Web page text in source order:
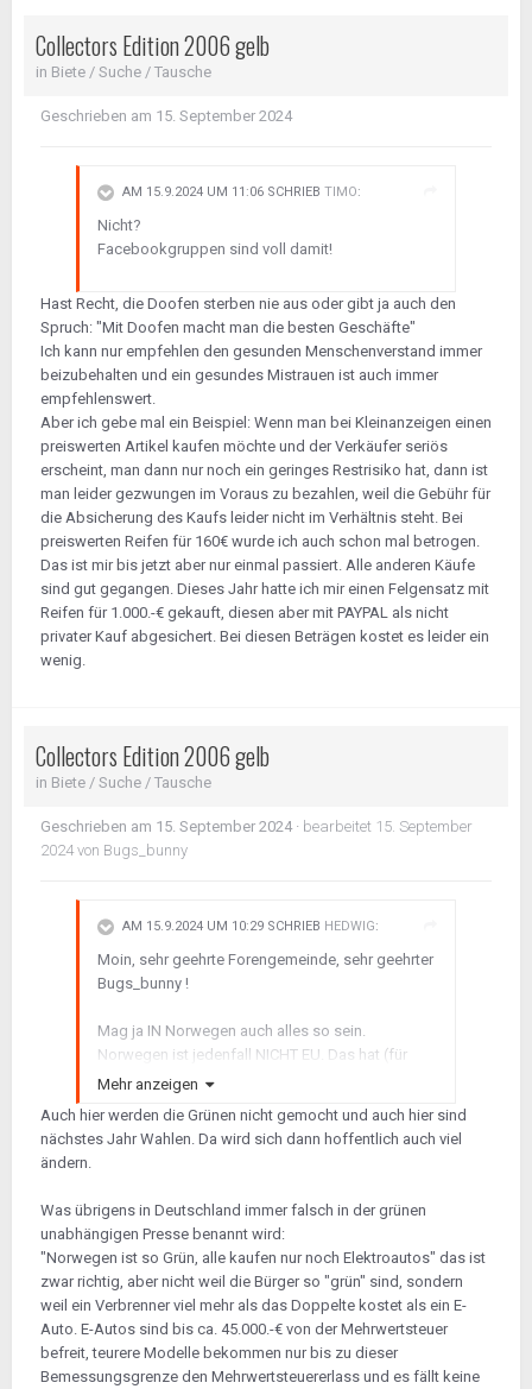
Dann wurden irgendwann ~7K genannt, zuletzt
11K . Keiner blickt mehr durch. Facebook
Morgen 18K ? Übermorgen alles gelöscht ?
Collectors Edition 2006 gelb
in Biete / Suche / Tausche
Geschrieben am 15. September 2024
AM 15.9.2024 UM 11:06 SCHRIEB TIMO:
Nicht?
Facebookgruppen sind voll damit!
Hast Recht, die Doofen sterben nie aus oder gibt ja auch den
Spruch: "Mit Doofen macht man die besten Geschäfte"
Ich kann nur empfehlen den gesunden Menschenverstand immer
beizubehalten und ein gesundes Mistrauen ist auch immer
empfehlenswert.
Aber ich gebe mal ein Beispiel: Wenn man bei Kleinanzeigen einen
preiswerten Artikel kaufen möchte und der Verkäufer seriös
erscheint, man dann nur noch ein geringes Restrisiko hat, dann ist
man leider gezwungen im Voraus zu bezahlen, weil die Gebühr für
die Absicherung des Kaufs leider nicht im Verhältnis steht. Bei
preiswerten Reifen für 160€ wurde ich auch schon mal betrogen.
Das ist mir bis jetzt aber nur einmal passiert. Alle anderen Käufe
sind gut gegangen. Dieses Jahr hatte ich mir einen Felgensatz mit
Reifen für 1.000.-€ gekauft, diesen aber mit PAYPAL als nicht
privater Kauf abgesichert. Bei diesen Beträgen kostet es leider ein
wenig.
Collectors Edition 2006 gelb
in Biete / Suche / Tausche
Geschrieben am 15. September 2024· bearbeitet 15. September
2024 von Bugs_bunny
AM 15.9.2024 UM 10:29 SCHRIEB HEDWIG:
Moin, sehr geehrte Forengemeinde, sehr geehrter
Bugs_bunny !
Mag ja IN Norwegen auch alles so sein.
Norwegen ist jedenfall NICHT EU. Das hat (für
mich) sehr gute nachvollziehbare Gründe (und ist
Betrugshandlungen werden auch in -N- nicht
unmöglich sein....
Zulassungsrechts kenne ich auch nicht.... Ich
kann mir allerdings vorstellen, daß vor dem
Hintergrund der bekannten hiesigen Restriktionen
"gegen Verbrennertechnik" und des mutmaßlich
in mittlerer Zukunft anstehenden hiesigen
Verbrennerverbotes (in Privathand) das ganze
sehr schwierig bis unmöglich gemacht ist/wird.
Mehr anzeigen
Auch hier werden die Grünen nicht gemocht und auch hier sind
nächstes Jahr Wahlen. Da wird sich dann hoffentlich auch viel
ändern.
Was übrigens in Deutschland immer falsch in der grünen
unabhängigen Presse benannt wird:
"Norwegen ist so Grün, alle kaufen nur noch Elektroautos" das ist
zwar richtig, aber nicht weil die Bürger so "grün" sind, sondern
weil ein Verbrenner viel mehr als das Doppelte kostet als ein E-
Auto. E-Autos sind bis ca. 45.000.-€ von der Mehrwertsteuer
befreit, teurere Modelle bekommen nur bis zu dieser
Bemessungsgrenze den Mehrwertsteuererlass und es fällt keine